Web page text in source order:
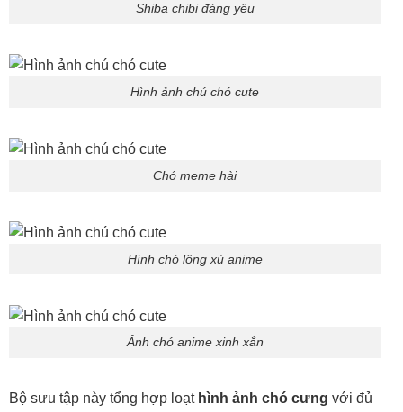
Shiba chibi đáng yêu
Hình ảnh chú chó cute
Chó meme hài
Hình chó lông xù anime
Ảnh chó anime xinh xắn
Bộ sưu tập này tổng hợp loạt hình ảnh chó cưng với đủ